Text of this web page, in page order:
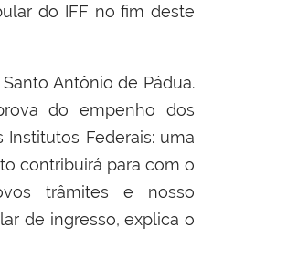
do IFF no fim deste
Antônio de Pádua.
do empenho dos
Federais: uma
contribuirá para com o
trâmites e nosso
de ingresso, explica o